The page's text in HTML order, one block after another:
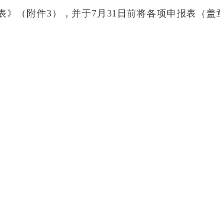
（附件3），并于7月31日前将各项申报表（